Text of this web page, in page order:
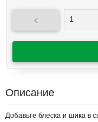

Описание
Добавьте блеска и шика в